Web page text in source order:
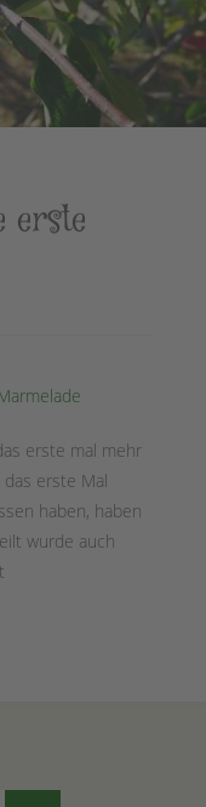
erste
erste mal mehr
erste Mal
haben, haben
wurde auch